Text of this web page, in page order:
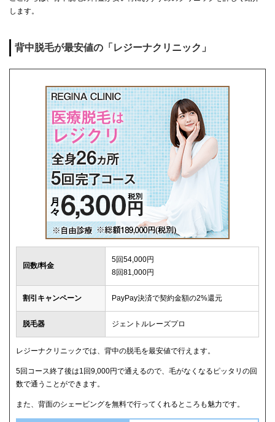
します。
背中脱毛が最安値の「レジーナクリニック」
回数/料金
5回54,000円
8回81,000円
割引キャンペーン PayPay決済で契約金額の2%還元
脱毛器 ジェントルレーズプロ
レジーナクリニックでは、背中の脱毛を最安値で行えます。
5回コース終了後は1回9,000円で通えるので、毛がなくなるピッタリの回
数で通うことができます。
また、背面のシェービングを無料で行ってくれるところも魅力です。